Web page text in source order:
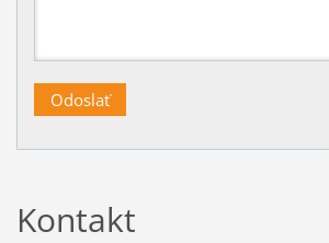
Kontakt